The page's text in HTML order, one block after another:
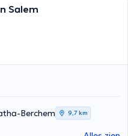
Salem
Berchem 9,7 km